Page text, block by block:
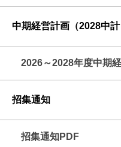
中期経営計画（2028中計
2026～2028年度中期
招集通知
招集通知PDF